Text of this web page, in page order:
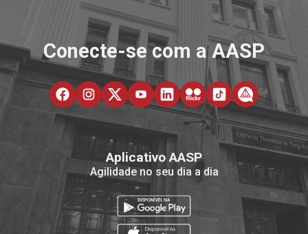
Conecte-se com a AASP
Aplicativo AASP
Agilidade no seu dia a dia